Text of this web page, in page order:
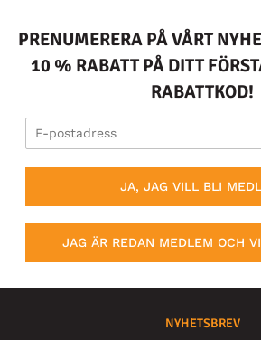
PRENUMERERA PÅ VÅRT
10 % RABATT PÅ DITT
RABATTKOD!
JA, JAG VILL BLI
JAG ÄR REDAN MEDLEM OCH
NYHETSBREV